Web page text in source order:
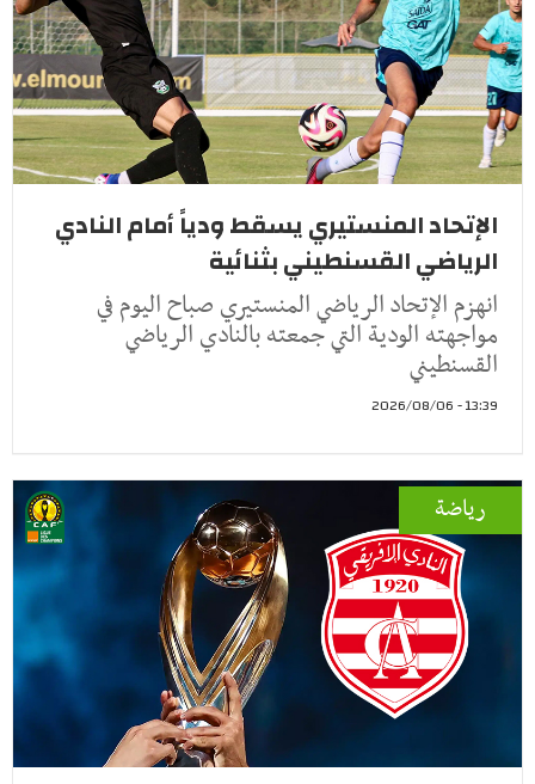
الإتحاد المنستيري يسقط ودياً أمام النادي
الرياضي القسنطيني بثنائية
انهزم الإتحاد الرياضي المنستيري صباح اليوم في
مواجهته الودية التي جمعته بالنادي الرياضي
القسنطيني
13:39 - 2026/08/06
رياضة